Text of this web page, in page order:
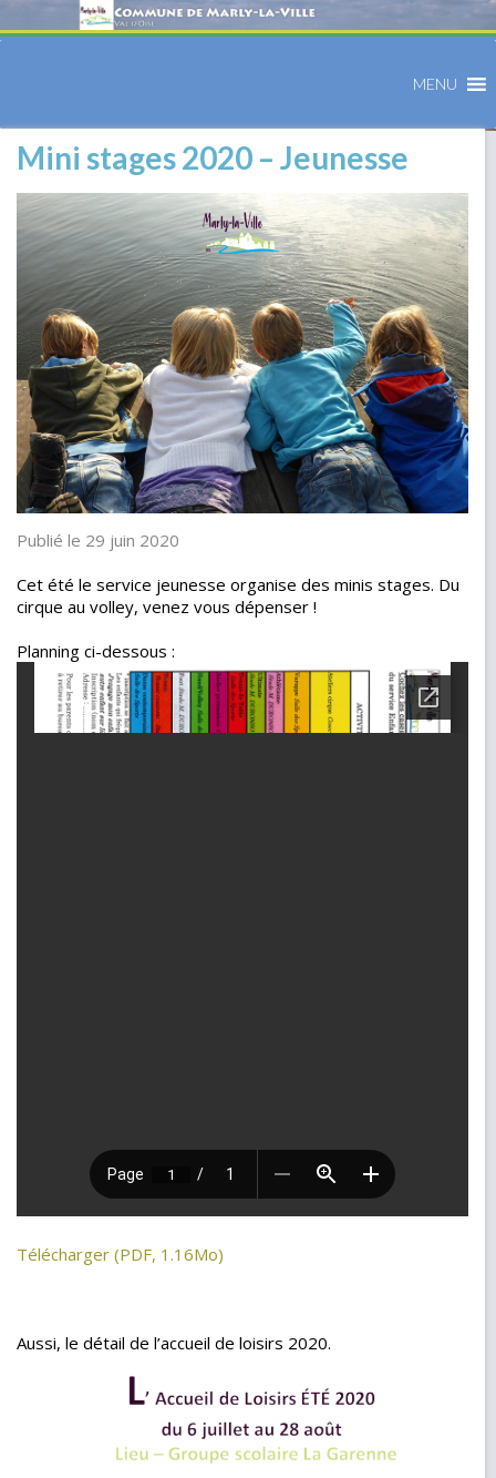
MENU
Mini stages 2020 – Jeunesse
Publié le 29 juin 2020
Cet été le service jeunesse organise des minis stages. Du
cirque au volley, venez vous dépenser !
Planning ci-dessous :
Télécharger (PDF, 1.16Mo)
Aussi, le détail de l’accueil de loisirs 2020.